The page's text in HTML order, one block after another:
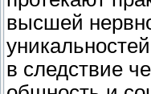
высшей
в следствие